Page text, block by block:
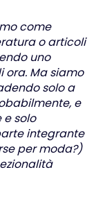
come
o articoli
uno
Ma siamo
solo a
e
solo
integrante
per moda?)